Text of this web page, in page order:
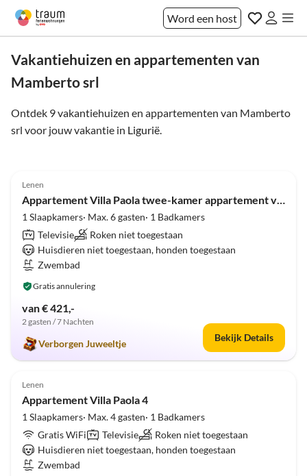
Word een host
Vakantiehuizen en appartementen van
Mamberto srl
Ontdek 9 vakantiehuizen en appartementen van Mamberto
srl voor jouw vakantie in Ligurië.
Lenen
Appartement Villa Paola twee-kamer appartement voor 6 personen
1 Slaapkamers· Max. 6 gasten· 1 Badkamers
Televisie
Roken niet toegestaan
Huisdieren niet toegestaan, honden toegestaan
Zwembad
Gratis annulering
van € 421,-
2 gasten / 7 Nachten
Verborgen Juweeltje
Bekijk Details
Top-
Advertentie
4.6 (5)
Lenen
Appartement Villa Paola 4
1 Slaapkamers· Max. 4 gasten· 1 Badkamers
Gratis WiFi
Televisie
Roken niet toegestaan
Huisdieren niet toegestaan, honden toegestaan
Zwembad